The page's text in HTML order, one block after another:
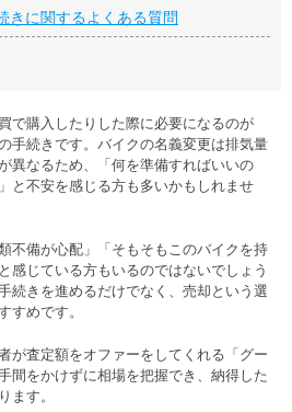
きに関するよくある質問
で購入したりした際に必要になるのが
手続きです。バイクの名義変更は排気量
異なるため、「何を準備すればいいの
と不安を感じる方も多いかもしれませ
不備が心配」「そもそもこのバイクを持
感じている方もいるのではないでしょう
続きを進めるだけでなく、売却という選
すめです。
が査定額をオファーをしてくれる「グー
間をかけずに相場を把握でき、納得した
ます。